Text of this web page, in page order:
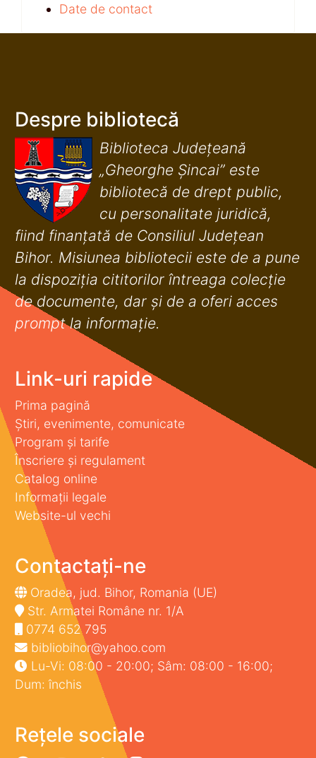
Date de contact
Despre bibliotecă
Biblioteca Județeană
„Gheorghe Șincai” este
bibliotecă de drept public,
cu personalitate juridică,
fiind finanţată de Consiliul Judeţean
Bihor. Misiunea bibliotecii este de a pune
la dispoziţia cititorilor întreaga colecţie
de documente, dar şi de a oferi acces
prompt la informaţie.
Link-uri rapide
Prima pagină
Știri, evenimente, comunicate
Program și tarife
Înscriere și regulament
Catalog online
Informații legale
Website-ul vechi
Contactați-ne
Oradea, jud. Bihor, Romania (UE)
Str. Armatei Române nr. 1/A
0774 652 795
bibliobihor@yahoo.com
Lu-Vi: 08:00 - 20:00; Sâm: 08:00 - 16:00;
Dum: închis
Rețele sociale